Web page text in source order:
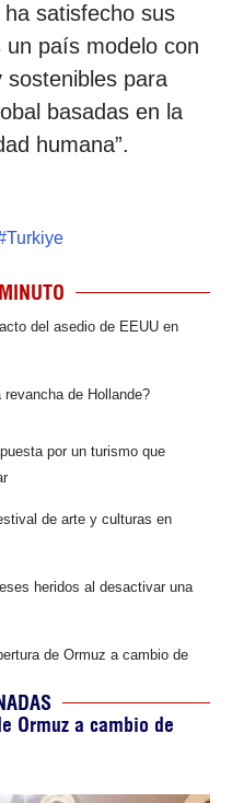
satisfecho sus
un país modelo con
para
basadas en la
humana”.
Turkiye
del asedio de EEUU en
de Hollande?
por un turismo que
de arte y culturas en
heridos al desactivar una
de Ormuz a cambio de
Ormuz a cambio de